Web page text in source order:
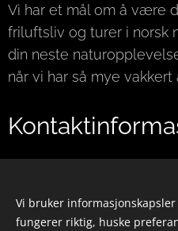
Vi har et mål om å være
friluftsliv og turer i norsk
din neste
når vi har så mye
Vi bruker
fungerer riktig, huske